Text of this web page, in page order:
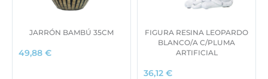
JARRÓN BAMBÚ 35CM
49,88 €
FIGURA RESINA LEOPARDO
BLANCO/A C/PLUMA
ARTIFICIAL
36,12 €